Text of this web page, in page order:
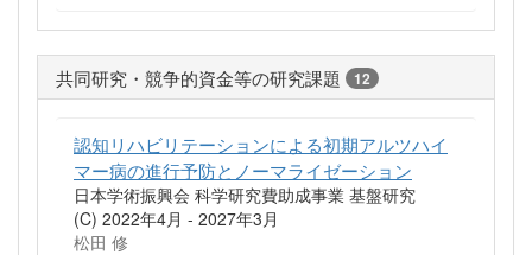
共同研究・競争的資金等の研究課題 12
認知リハビリテーションによる初期アルツハイ
マー病の進行予防とノーマライゼーション
日本学術振興会 科学研究費助成事業 基盤研究
(C) 2022年4月 - 2027年3月
松田 修